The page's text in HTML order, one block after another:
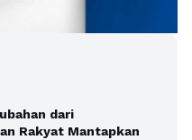
dari
Rakyat Mantapkan